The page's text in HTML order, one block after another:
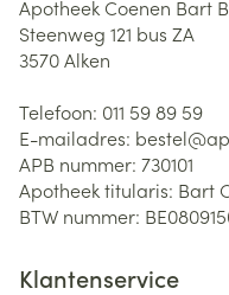
Apotheek Coenen Bart
Steenweg 121 bus ZA
3570Alken
Telefoon: 011 59 89 59
E-mailadres: bestel@
APB nummer: 730101
Apotheek titularis: Bart
BTW nummer:
Klantenservice